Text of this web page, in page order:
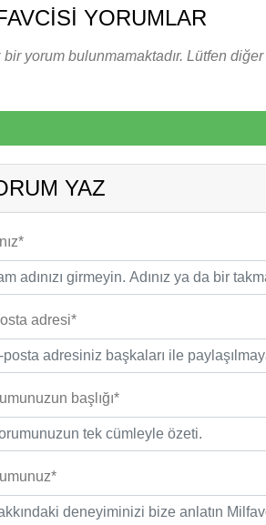
YORUMLAR
bir yorum bulunmamaktadır. Lütfen
YAZ
adresi*
başlığı*